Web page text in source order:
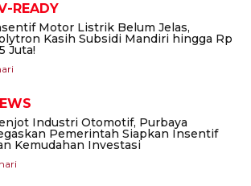
READY
Motor Listrik Belum Jelas,
Kasih Subsidi Mandiri hingga Rp
Juta!
Industri Otomotif, Purbaya
Pemerintah Siapkan Insentif
Kemudahan Investasi